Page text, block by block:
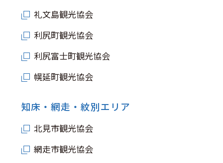
礼文島観光協会
利尻町観光協会
利尻富士町観光協会
幌延町観光協会
知床・網走・紋別エリア
北見市観光協会
網走市観光協会